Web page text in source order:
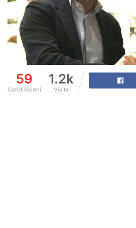
59
Condivisioni
1.2k
Visite